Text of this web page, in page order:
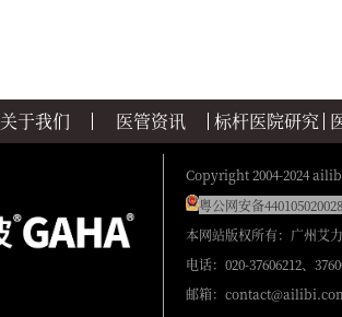
关于我们 医管资讯 标杆医院研究
Copyright 2004-2024
粤公网安备
本网站版权所有：广州艾
电话：020-37606212、
邮箱：